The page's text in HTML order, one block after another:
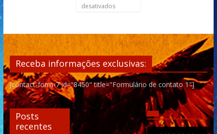
desativados
Receba informações exclusivas:
[contact-form-7 id="8450" title="Formulário de contato 1"]
Posts
recentes